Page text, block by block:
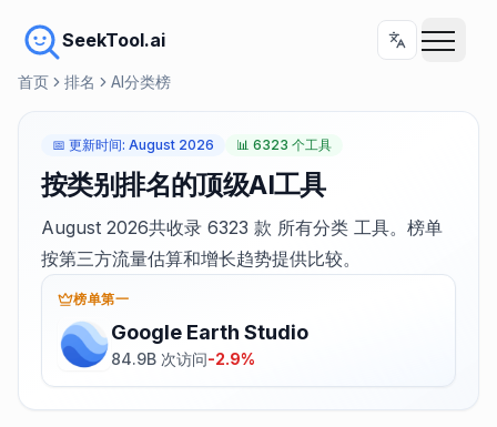
SeekTool.ai
首页 排名 AI分类榜
📅 更新时间: August 2026 📊 6323 个工具
按类别排名的顶级AI工具
August 2026共收录 6323 款 所有分类 工具。榜单
按第三方流量估算和增长趋势提供比较。
榜单第一
Google Earth Studio
84.9B 次访问-2.9%